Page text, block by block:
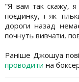
"Я вам так скажу, я
поєдинку, і як
дороги назад
почнуть вивчати,
Раніше Джошуа
проводити на